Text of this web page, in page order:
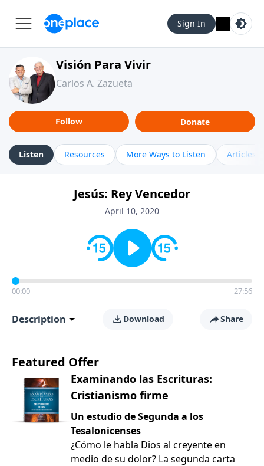
Sign In
Visión Para Vivir
Carlos A. Zazueta
Follow Donate
Listen Resources More Ways to Listen Articles
Jesús: Rey Vencedor
April 10, 2020
00:00 27:56
Description Download Share
Featured Offer
Examinando las Escrituras:
Cristianismo firme
Un estudio de Segunda a los
Tesalonicenses
¿Cómo le habla Dios al creyente en
medio de su dolor? La segunda carta